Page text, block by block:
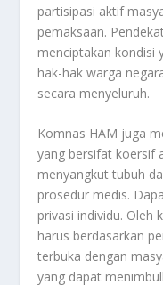
partisipasi aktif
pemaksaan.
menciptakan kondisi
hak-hak warga
secara menyeluruh.
Komnas HAM juga
yang bersifat koersif
menyangkut tubuh
prosedur medis.
privasi individu. Oleh
harus berdasarkan
terbuka dengan
yang dapat